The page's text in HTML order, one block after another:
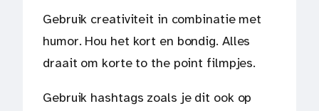
Gebruik creativiteit in combinatie met
humor. Hou het kort en bondig. Alles
draait om korte to the point filmpjes.
Gebruik hashtags zoals je dit ook op